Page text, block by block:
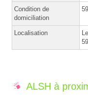
Condition de
domiciliation
Localisation
ALSH à